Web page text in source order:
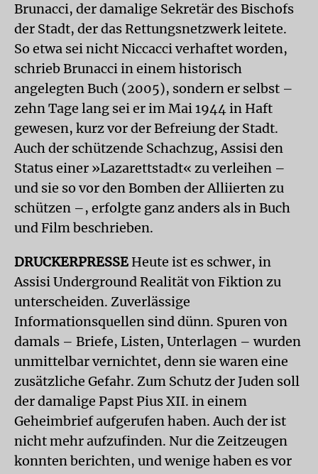
Brunacci, der damalige Sekretär des Bischofs
der Stadt, der das Rettungsnetzwerk leitete.
So etwa sei nicht Niccacci verhaftet worden,
schrieb Brunacci in einem historisch
angelegten Buch (2005), sondern er selbst –
zehn Tage lang sei er im Mai 1944 in Haft
gewesen, kurz vor der Befreiung der Stadt.
Auch der schützende Schachzug, Assisi den
Status einer »Lazarettstadt« zu verleihen –
und sie so vor den Bomben der Alliierten zu
schützen –, erfolgte ganz anders als in Buch
und Film beschrieben.
DRUCKERPRESSE Heute ist es schwer, in
Assisi Underground Realität von Fiktion zu
unterscheiden. Zuverlässige
Informationsquellen sind dünn. Spuren von
damals – Briefe, Listen, Unterlagen – wurden
unmittelbar vernichtet, denn sie waren eine
zusätzliche Gefahr. Zum Schutz der Juden soll
der damalige Papst Pius XII. in einem
Geheimbrief aufgerufen haben. Auch der ist
nicht mehr aufzufinden. Nur die Zeitzeugen
konnten berichten, und wenige haben es vor